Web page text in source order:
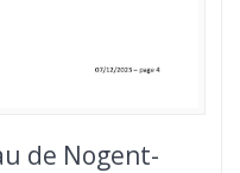
de Nogent-